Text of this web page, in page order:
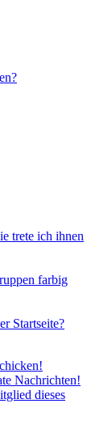
trete ich ihnen
farbig
Startseite?
Nachrichten!
dieses